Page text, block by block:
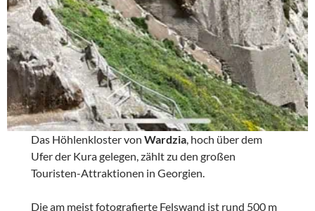
Das Höhlenkloster vonWardzia, hoch über dem
Ufer der Kura gelegen, zählt zu den großen
Touristen-Attraktionen in Georgien.
Die am meist fotografierte Felswand ist rund 500 m